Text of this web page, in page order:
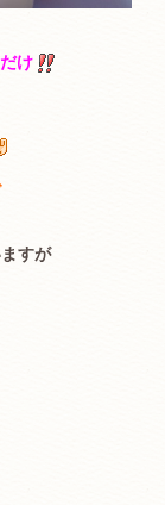
け
すが